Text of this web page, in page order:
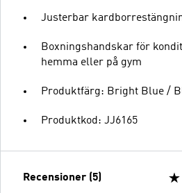
Justerbar
Boxningshandskar för
hemma eller på gym
Produktfärg: Bright Blue /
Produktkod: JJ6165
Recensioner (5)